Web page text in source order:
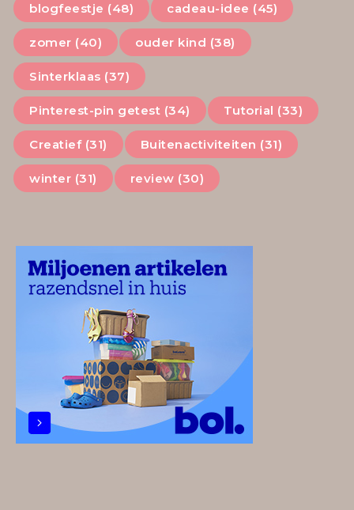
blogfeestje (48) cadeau-idee (45)
zomer (40) ouder kind (38)
Sinterklaas (37)
Pinterest-pin getest (34) Tutorial (33)
Creatief (31) Buitenactiviteiten (31)
winter (31) review (30)